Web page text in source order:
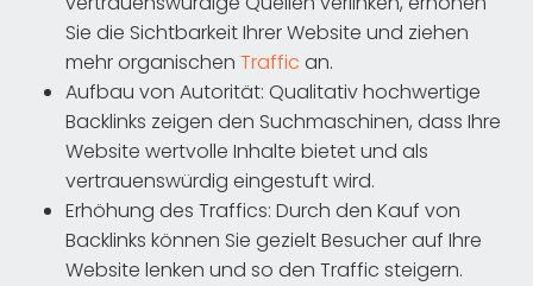
Sie die Sichtbarkeit Ihrer Website und ziehen
mehr organischen Traffic an.
Aufbau von Autorität: Qualitativ hochwertige
Backlinks zeigen den Suchmaschinen, dass Ihre
Website wertvolle Inhalte bietet und als
vertrauenswürdig eingestuft wird.
Erhöhung des Traffics: Durch den Kauf von
Backlinks können Sie gezielt Besucher auf Ihre
Website lenken und so den Traffic steigern.